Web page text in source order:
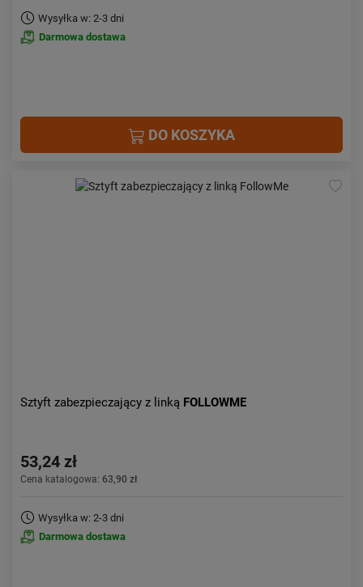
Wysyłka w: 2-3 dni
Darmowa dostawa
DO KOSZYKA
Sztyft zabezpieczający z linką FOLLOWME
53,24 zł
Cena katalogowa: 63,90 zł
Wysyłka w: 2-3 dni
Darmowa dostawa